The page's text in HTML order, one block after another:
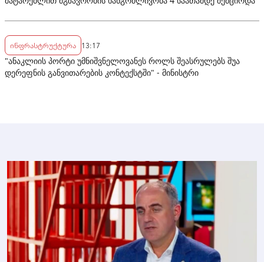
ინფრასტრუქტურა 13:17
"ანაკლიის პორტი უმნიშვნელოვანეს როლს შეასრულებს შუა
დერეფნის განვითარების კონტექსტში" - მინისტრი